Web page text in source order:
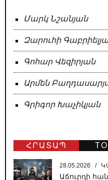
Մարկ Նշանյան
Զարուհի
Գոհար Վեզիրյան
Արմեն
Գրիգոր Խաչիկյան
ՀՐԱՏԱՊ
28.05.2026 /
Աճուրդի